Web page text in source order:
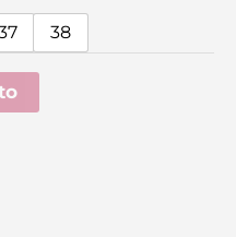
€.
actual
38